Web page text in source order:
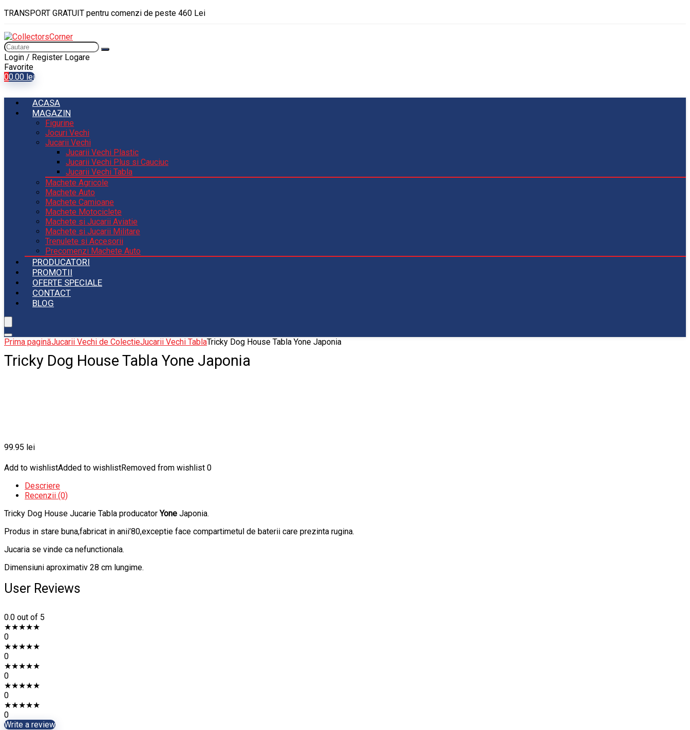
TRANSPORT GRATUIT pentru comenzi de peste 460 Lei
Login / Register Logare
Favorite
00.00 lei
ACASA
MAGAZIN
Figurine
Jocuri Vechi
Jucarii Vechi
Jucarii Vechi Plastic
Jucarii Vechi Plus si Cauciuc
Jucarii Vechi Tabla
Machete Agricole
Machete Auto
Machete Camioane
Machete Motociclete
Machete si Jucarii Aviatie
Machete si Jucarii Militare
Trenulete si Accesorii
Precomenzi Machete Auto
PRODUCATORI
PROMOTII
OFERTE SPECIALE
CONTACT
BLOG
Prima paginăJucarii Vechi de ColectieJucarii Vechi TablaTricky Dog House Tabla Yone Japonia
Tricky Dog House Tabla Yone Japonia
99.95 lei
Add to wishlistAdded to wishlistRemoved from wishlist 0
Descriere
Recenzii (0)
Tricky Dog House Jucarie Tabla producatorYone Japonia.
Produs in stare buna,fabricat in anii’80,exceptie face compartimetul de baterii care prezinta rugina.
Jucaria se vinde ca nefunctionala.
Dimensiuni aproximativ 28 cm lungime.
User Reviews
0.0 out of 5
★★★★★
0
★★★★★
0
★★★★★
0
★★★★★
0
★★★★★
0
Write a review